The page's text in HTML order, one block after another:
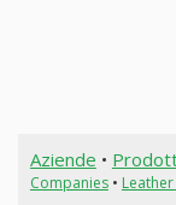
Aziende •
Companies•